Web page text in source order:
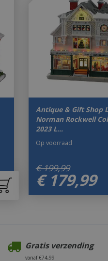
Antique & Gift Shop
Norman Rockwell
2023 L…
€ 199,99
€ 179,99
Op voorraad
Gratis verzending
vanaf €74,99